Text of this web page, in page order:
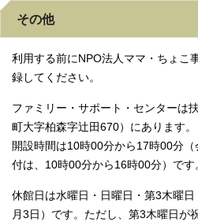
その他
利用する前にNPO法人ママ・ちょこ
録してください。
ファミリー・サポート・センターは
町大字柏森字辻田670）にあります。
開設時間は10時00分から17時00分
付は、10時00分から16時00分）です
休館日は水曜日・日曜日・第3木曜
月3日）です。ただし、第3木曜日が